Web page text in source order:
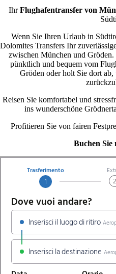
IhrFlughafentransfer von
Wenn Sie Ihren Urlaub in
Dolomites Transfers Ihr
zwischen München und
pünktlich und bequem vom
Gröden oder holt Sie dort
Reisen Sie komfortabel und
ins wunderschöne
Profitieren Sie von fairen
Buchen Sie